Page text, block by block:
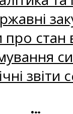
про стан
звіти